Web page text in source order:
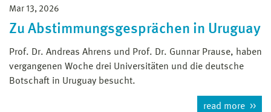
Mar 13, 2026
Zu Abstimmungsgesprächen in Uruguay
Prof. Dr. Andreas Ahrens und Prof. Dr. Gunnar Prause, haben
vergangenen Woche drei Universitäten und die deutsche
Botschaft in Uruguay besucht.
read more